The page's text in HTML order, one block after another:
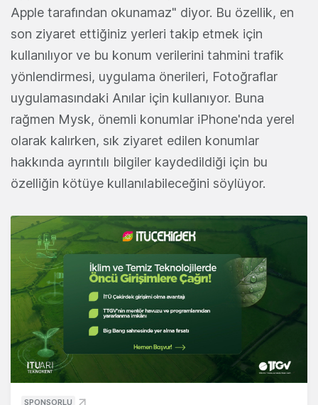
Apple tarafından okunamaz" diyor. Bu özellik, en
son ziyaret ettiğiniz yerleri takip etmek için
kullanılıyor ve bu konum verilerini tahmini trafik
yönlendirmesi, uygulama önerileri, Fotoğraflar
uygulamasındaki Anılar için kullanıyor. Buna
rağmen Mysk, önemli konumlar iPhone'nda yerel
olarak kalırken, sık ziyaret edilen konumlar
hakkında ayrıntılı bilgiler kaydedildiği için bu
özelliğin kötüye kullanılabileceğini söylüyor.
SPONSORLU